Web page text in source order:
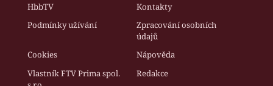
HbbTV
Kontakty
Podmínky užívání
Zpracování osobních
údajů
Cookies
Nápověda
Vlastník FTV Prima spol.
Redakce